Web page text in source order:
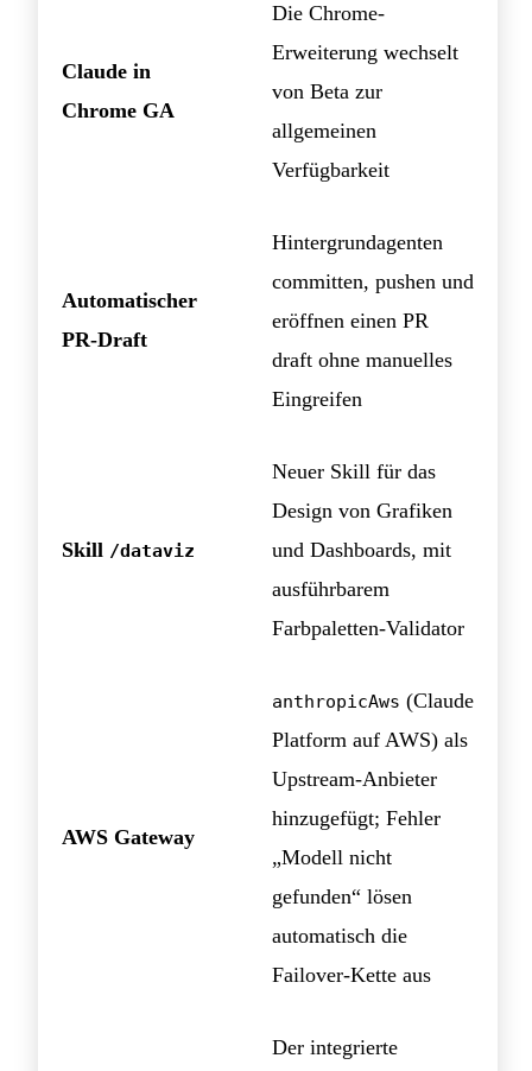
Claude in
Chrome GA
Die Chrome-
Erweiterung wechselt
von Beta zur
allgemeinen
Verfügbarkeit
Automatischer
PR-Draft
Hintergrundagenten
committen, pushen und
eröffnen einen PR
draft ohne manuelles
Eingreifen
Skill /dataviz
Neuer Skill für das
Design von Grafiken
und Dashboards, mit
ausführbarem
Farbpaletten-Validator
AWS Gateway
anthropicAws (Claude
Platform auf AWS) als
Upstream-Anbieter
hinzugefügt; Fehler
„Modell nicht
gefunden“ lösen
automatisch die
Failover-Kette aus
Der integrierte